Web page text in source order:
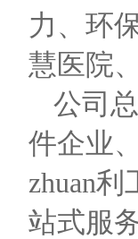
力、环
慧医院
公司
件企业
zhuan
站式服